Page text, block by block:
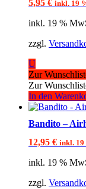
5,95 € inkl. 19
inkl. 19 %
zzgl.
U
Zur
Zur
In den
Bandito –
12,95 € inkl. 19
inkl. 19 %
zzgl.